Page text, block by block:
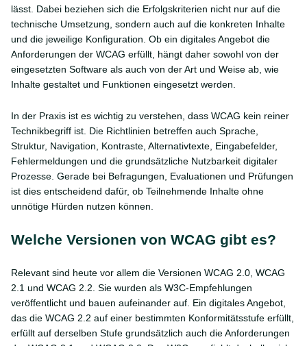
lässt. Dabei beziehen sich die Erfolgskriterien nicht nur auf die
technische Umsetzung, sondern auch auf die konkreten Inhalte
und die jeweilige Konfiguration. Ob ein digitales Angebot die
Anforderungen der WCAG erfüllt, hängt daher sowohl von der
eingesetzten Software als auch von der Art und Weise ab, wie
Inhalte gestaltet und Funktionen eingesetzt werden.
In der Praxis ist es wichtig zu verstehen, dass WCAG kein reiner
Technikbegriff ist. Die Richtlinien betreffen auch Sprache,
Struktur, Navigation, Kontraste, Alternativtexte, Eingabefelder,
Fehlermeldungen und die grundsätzliche Nutzbarkeit digitaler
Prozesse. Gerade bei Befragungen, Evaluationen und Prüfungen
ist dies entscheidend dafür, ob Teilnehmende Inhalte ohne
unnötige Hürden nutzen können.
Welche Versionen von WCAG gibt es?
Relevant sind heute vor allem die Versionen WCAG 2.0, WCAG
2.1 und WCAG 2.2. Sie wurden als W3C-Empfehlungen
veröffentlicht und bauen aufeinander auf. Ein digitales Angebot,
das die WCAG 2.2 auf einer bestimmten Konformitätsstufe erfüllt,
erfüllt auf derselben Stufe grundsätzlich auch die Anforderungen